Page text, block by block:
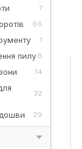
7
66
1
пилу 8
14
32
29